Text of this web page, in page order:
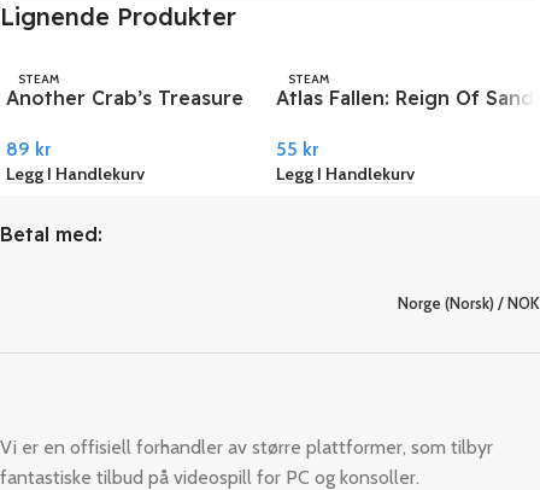
Lignende Produkter
STEAM
Another Crab’s Treasure
89 kr
Legg I Handlekurv
STEAM
Atlas Fallen: Reign Of Sand
55 kr
Legg I Handlekurv
Betal med:
Norge (Norsk) / NOK
Vi er en offisiell forhandler av større plattformer, som tilbyr
fantastiske tilbud på videospill for PC og konsoller.